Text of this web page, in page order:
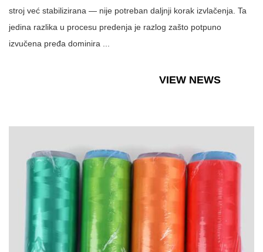
stroj već stabilizirana — nije potreban daljnji korak izvlačenja. Ta
jedina razlika u procesu predenja je razlog zašto potpuno
izvučena pređa dominira ...
VIEW NEWS